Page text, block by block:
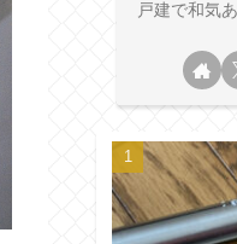
戸建で和気